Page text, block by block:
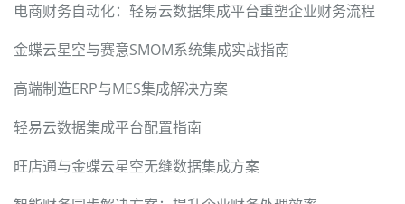
电商财务自动化：轻易云数据集成平台重塑企业财务流程
金蝶云星空与赛意SMOM系统集成实战指南
高端制造ERP与MES集成解决方案
轻易云数据集成平台配置指南
旺店通与金蝶云星空无缝数据集成方案